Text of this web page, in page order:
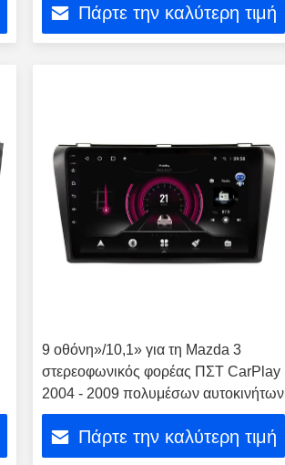
Πάρτε την καλύτερη τιμή
9 οθόνη»/10,1» για τη Mazda 3
στερεοφωνικός φορέας ΠΣΤ CarPlay
2004 - 2009 πολυμέσων αυτοκινήτων
Πάρτε την καλύτερη τιμή